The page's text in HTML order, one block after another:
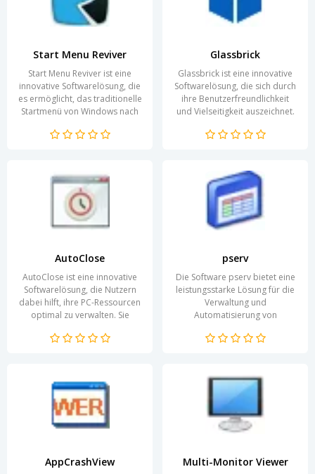
Start Menu Reviver
Start Menu Reviver ist eine
innovative Softwarelösung, die
es ermöglicht, das traditionelle
Startmenü von Windows nach
gestalten...
Glassbrick
Glassbrick ist eine innovative
Softwarelösung, die sich durch
ihre Benutzerfreundlichkeit
und Vielseitigkeit auszeichnet.
an...
AutoClose
AutoClose ist eine innovative
Softwarelösung, die Nutzern
dabei hilft, ihre PC-Ressourcen
optimal zu verwalten. Sie
Prozesse nach...
pserv
Die Software pserv bietet eine
leistungsstarke Lösung für die
Verwaltung und
Automatisierung von
benutzerfreundliche
AppCrashView Multi-Monitor Viewer